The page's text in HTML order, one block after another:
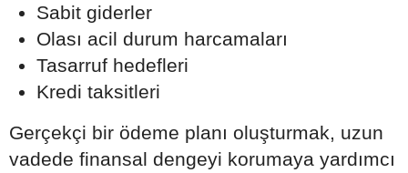
Sabit giderler
Olası acil durum harcamaları
Tasarruf hedefleri
Kredi taksitleri
Gerçekçi bir ödeme planı oluşturmak, uzun
vadede finansal dengeyi korumaya yardımcı